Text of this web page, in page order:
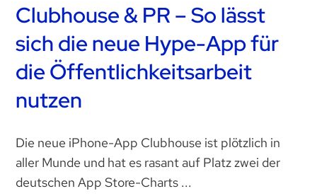
Clubhouse & PR – So lässt
sich die neue Hype-App für
die Öffentlichkeitsarbeit
nutzen
Die neue iPhone-App Clubhouse ist plötzlich in
aller Munde und hat es rasant auf Platz zwei der
deutschen App Store-Charts ...